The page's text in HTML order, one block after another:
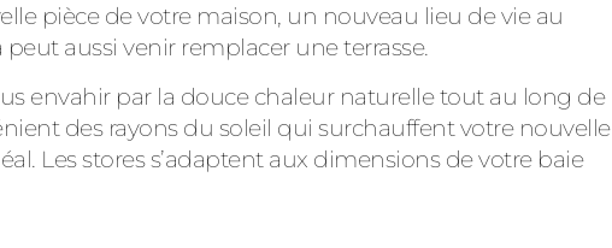
pièce de votre maison, un nouveau lieu de vie au
aussi venir remplacer une terrasse.
envahir par la douce chaleur naturelle tout au long de
des rayons du soleil qui surchauffent votre nouvelle
Les stores s’adaptent aux dimensions de votre baie